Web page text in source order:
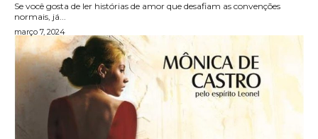
Se você gosta de ler histórias de amor que desafiam as convenções
normais, já...
março 7, 2024